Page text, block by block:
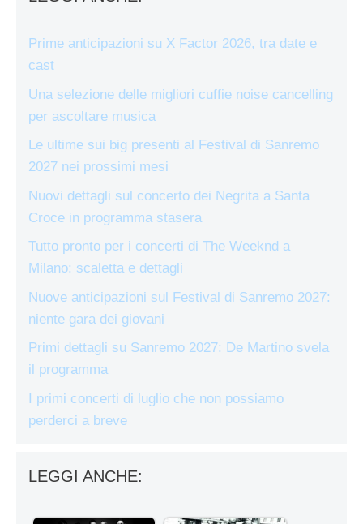
Prime anticipazioni su X Factor 2026, tra date e
cast
Una selezione delle migliori cuffie noise cancelling
per ascoltare musica
Le ultime sui big presenti al Festival di Sanremo
2027 nei prossimi mesi
Nuovi dettagli sul concerto dei Negrita a Santa
Croce in programma stasera
Tutto pronto per i concerti di The Weeknd a
Milano: scaletta e dettagli
Nuove anticipazioni sul Festival di Sanremo 2027:
niente gara dei giovani
Primi dettagli su Sanremo 2027: De Martino svela
il programma
I primi concerti di luglio che non possiamo
perderci a breve
LEGGI ANCHE: